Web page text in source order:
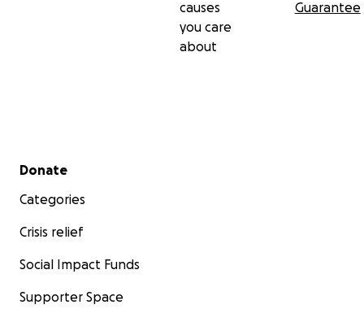
causes
you care
about
Guarantee
Secondary menu
Donate
Categories
Crisis relief
Social Impact Funds
Supporter Space